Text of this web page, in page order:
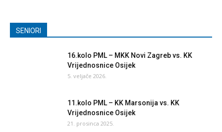
SENIORI
16.kolo PML – MKK Novi Zagreb vs. KK
Vrijednosnice Osijek
5. veljače 2026.
11.kolo PML – KK Marsonija vs. KK
Vrijednosnice Osijek
21. prosinca 2025.